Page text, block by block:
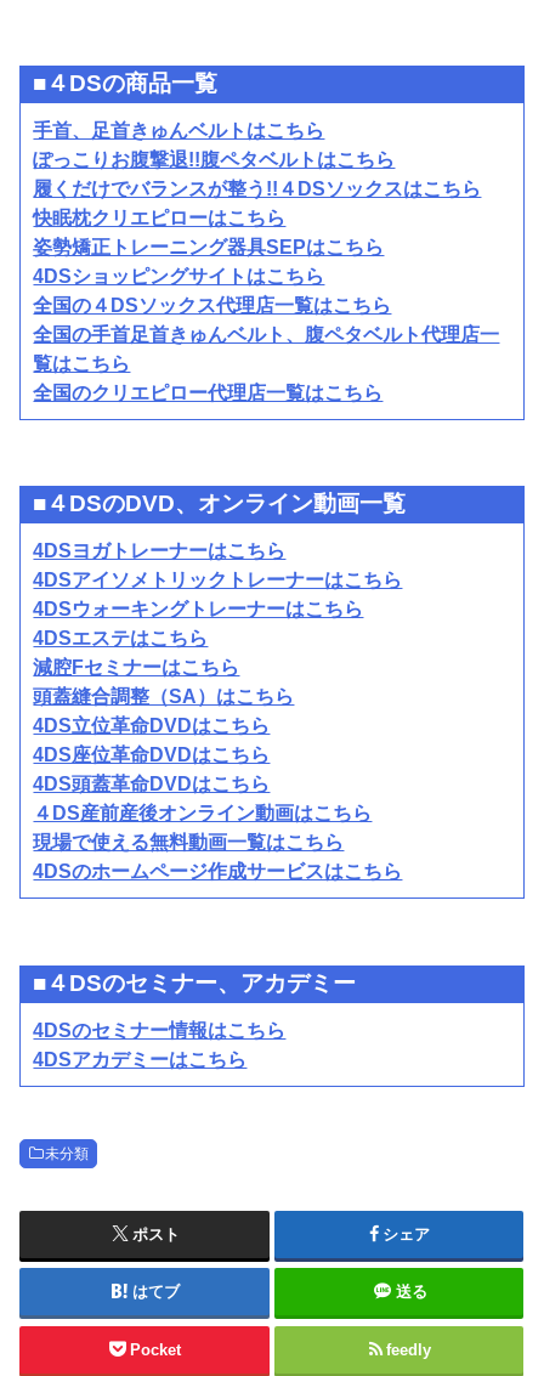
■４DSの商品一覧
手首、足首きゅんベルトはこちら
ぽっこりお腹撃退!!腹ペタベルトはこちら
履くだけでバランスが整う!!４DSソックスはこちら
快眠枕クリエピローはこちら
姿勢矯正トレーニング器具SEPはこちら
4DSショッピングサイトはこちら
全国の４DSソックス代理店一覧はこちら
全国の手首足首きゅんベルト、腹ペタベルト代理店一
覧はこちら
全国のクリエピロー代理店一覧はこちら
■４DSのDVD、オンライン動画一覧
4DSヨガトレーナーはこちら
4DSアイソメトリックトレーナーはこちら
4DSウォーキングトレーナーはこちら
4DSエステはこちら
減腔Fセミナーはこちら
頭蓋縫合調整（SA）はこちら
4DS立位革命DVDはこちら
4DS座位革命DVDはこちら
4DS頭蓋革命DVDはこちら
４DS産前産後オンライン動画はこちら
現場で使える無料動画一覧はこちら
4DSのホームページ作成サービスはこちら
■４DSのセミナー、アカデミー
4DSのセミナー情報はこちら
4DSアカデミーはこちら
未分類
ポスト シェア
はてブ 送る
Pocket feedly